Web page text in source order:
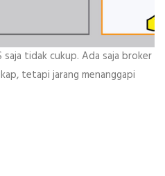
tidak cukup. Ada saja broker
tetapi jarang menanggapi